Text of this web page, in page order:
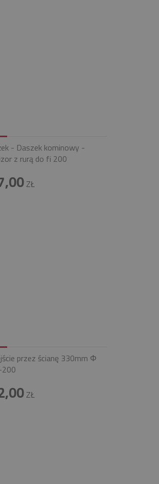
- Daszek kominowy -
z rurą do fi 200
ZŁ
przez ścianę 330mm Φ
ZŁ